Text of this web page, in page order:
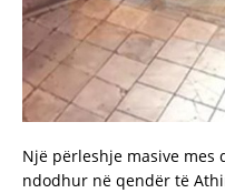
Një përleshje masive
ndodhur në qendër të